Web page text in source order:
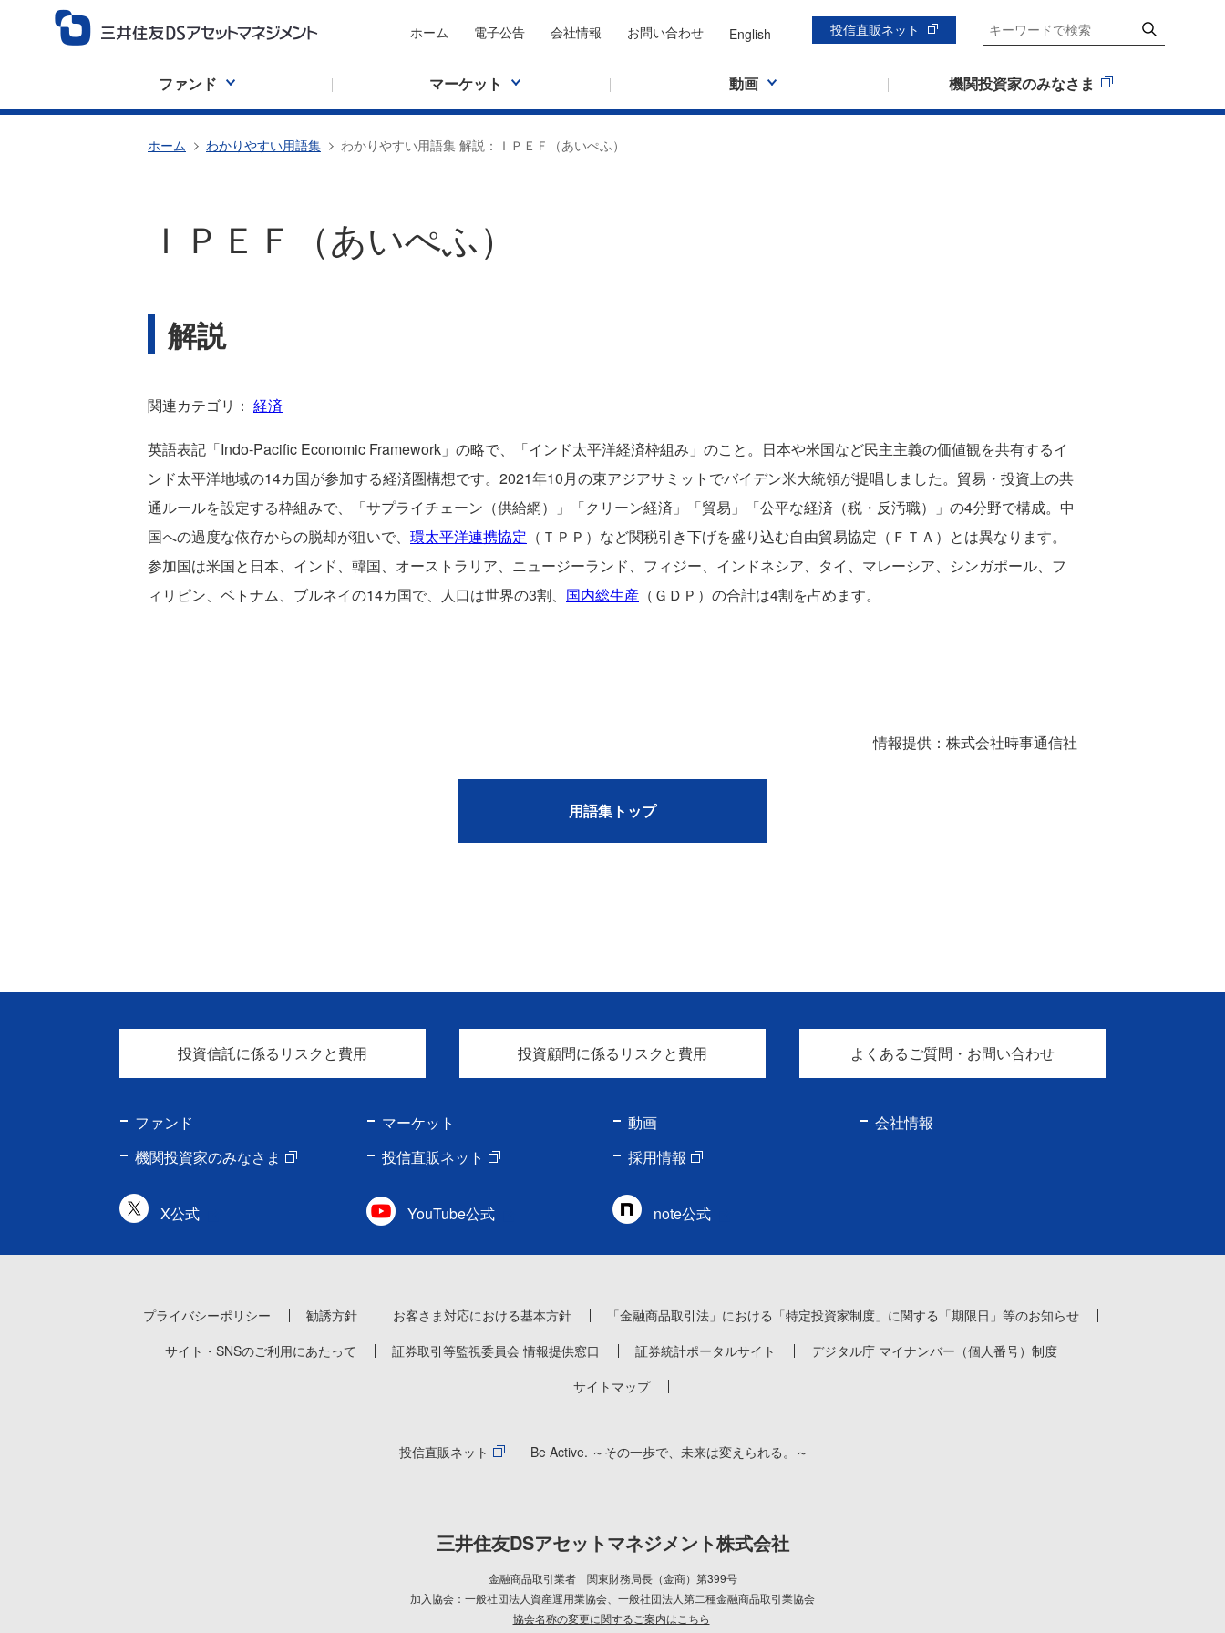
ホーム 電子公告 会社情報 お問い合わせ English 投信直販ネット
ファンド マーケット 動画 機関投資家のみなさま
ホーム わかりやすい用語集 わかりやすい用語集 解説：ＩＰＥＦ（あいぺふ）
ＩＰＥＦ（あいぺふ）
解説
関連カテゴリ： 経済
英語表記「Indo-Pacific Economic Framework」の略で、「インド太平洋経済枠組み」のこと。日本や米国など民主主義の価値観を共有するイ
ンド太平洋地域の14カ国が参加する経済圏構想です。2021年10月の東アジアサミットでバイデン米大統領が提唱しました。貿易・投資上の共
通ルールを設定する枠組みで、「サプライチェーン（供給網）」「クリーン経済」「貿易」「公平な経済（税・反汚職）」の4分野で構成。中
国への過度な依存からの脱却が狙いで、 環太平洋連携協定 （ＴＰＰ）など関税引き下げを盛り込む自由貿易協定（ＦＴＡ）とは異なります。
参加国は米国と日本、インド、韓国、オーストラリア、ニュージーランド、フィジー、インドネシア、タイ、マレーシア、シンガポール、フ
ィリピン、ベトナム、ブルネイの14カ国で、人口は世界の3割、 国内総生産 （ＧＤＰ）の合計は4割を占めます。
情報提供：株式会社時事通信社
用語集トップ
投資信託に係るリスクと費用 投資顧問に係るリスクと費用 よくあるご質問・お問い合わせ
ファンド マーケット 動画
会社情報
機関投資家のみなさま
投信直販ネット 採用情報
X公式 YouTube公式 note公式
プライバシーポリシー 勧誘方針 お客さま対応における基本方針
「金融商品取引法」における「特定投資家制度」に関する「期限日」等のお知らせ
サイト・SNSのご利用にあたって
証券取引等監視委員会 情報提供窓口 証券統計ポータルサイト
デジタル庁 マイナンバー（個人番号）制度
サイトマップ
投信直販ネット Be Active. ～その一歩で、未来は変えられる。～
三井住友DSアセットマネジメント株式会社
金融商品取引業者 関東財務局長（金商）第399号
加入協会：一般社団法人資産運用業協会
一般社団法人第二種金融商品取引業協会
協会名称の変更に関するご案内はこちら